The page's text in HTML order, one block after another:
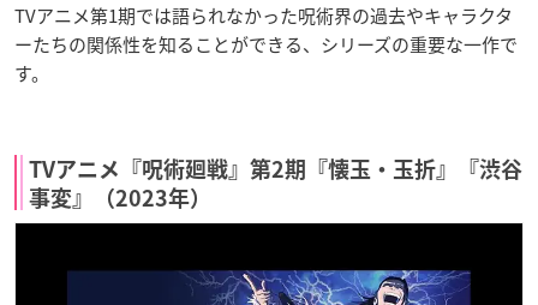
TVアニメ第1期では語られなかった呪術界の過去やキャラクタ
ーたちの関係性を知ることができる、シリーズの重要な一作で
す。
TVアニメ『呪術廻戦』第2期『懐玉・玉折』『渋谷
事変』（2023年）